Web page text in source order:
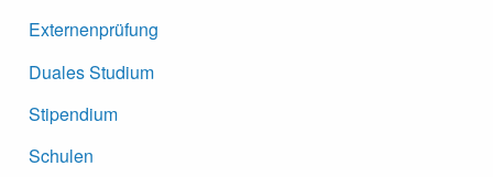
Externenprüfung
Duales Studium
Stipendium
Schulen